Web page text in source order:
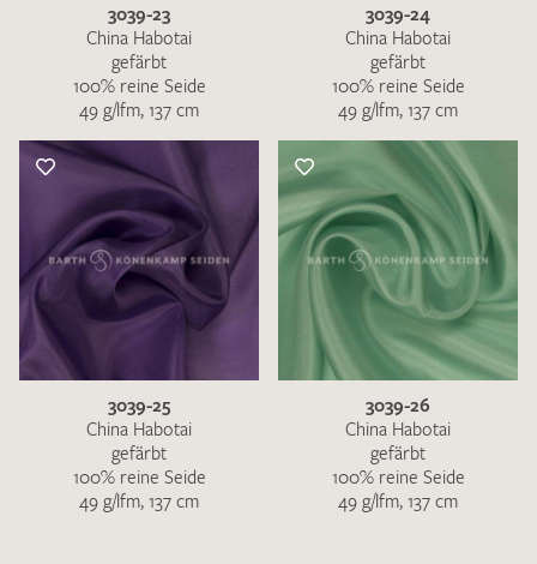
3039-23
China Habotai
gefärbt
100% reine Seide
49 g/lfm, 137 cm
3039-24
China Habotai
gefärbt
100% reine Seide
49 g/lfm, 137 cm
3039-25
China Habotai
gefärbt
100% reine Seide
49 g/lfm, 137 cm
3039-26
China Habotai
gefärbt
100% reine Seide
49 g/lfm, 137 cm